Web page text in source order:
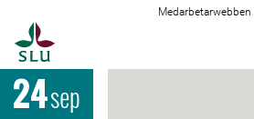
Medarbetarwebben
24sep